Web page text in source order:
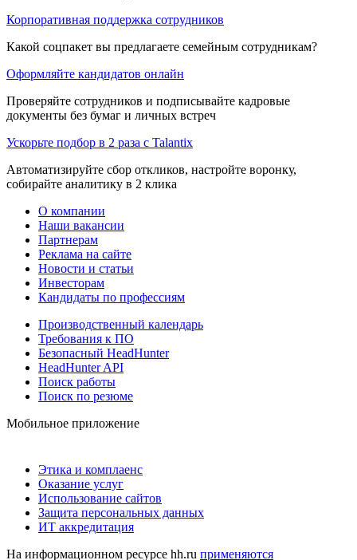
Корпоративная поддержка сотрудников
Какой соцпакет вы предлагаете семейным сотрудникам?
Оформляйте кандидатов онлайн
Проверяйте сотрудников и подписывайте кадровые
документы без бумаг и личных встреч
Ускорьте подбор в 2 раза с Talantix
Автоматизируйте сбор откликов, настройте воронку,
собирайте аналитику в 2 клика
О компании
Наши вакансии
Партнерам
Реклама на сайте
Новости и статьи
Инвесторам
Кандидаты по профессиям
Производственный календарь
Требования к ПО
Безопасный HeadHunter
HeadHunter API
Поиск работы
Поиск по резюме
Мобильное приложение
Этика и комплаенс
Оказание услуг
Использование сайтов
Защита персональных данных
ИТ аккредитация
На информационном ресурсе hh.ru применяются